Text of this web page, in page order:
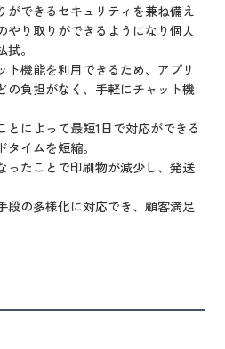
ができるセキュリティを兼ね備え
やり取りができるようになり個人
。
ト機能を利用できるため、アプリ
の負担がなく、手軽にチャット機
とによって最短1日で対応ができる
イムを短縮。
ったことで印刷物が減少し、発送
段の多様化に対応でき、顧客満足